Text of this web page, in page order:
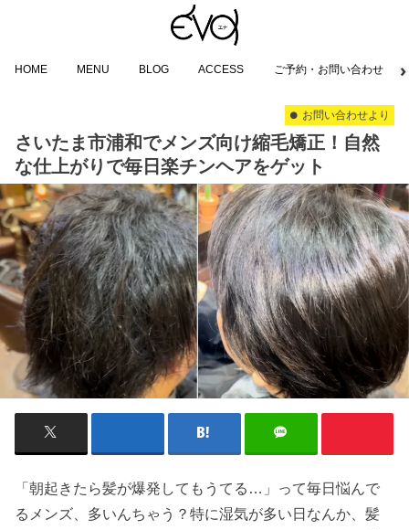
HOME MENU BLOG ACCESS ご予約・お問い合わせ
お問い合わせより
さいたま市浦和でメンズ向け縮毛矯正！自然
な仕上がりで毎日楽チンヘアをゲット
「朝起きたら髪が爆発してもうてる…」って毎日悩んで
るメンズ、多いんちゃう？特に湿気が多い日なんか、髪